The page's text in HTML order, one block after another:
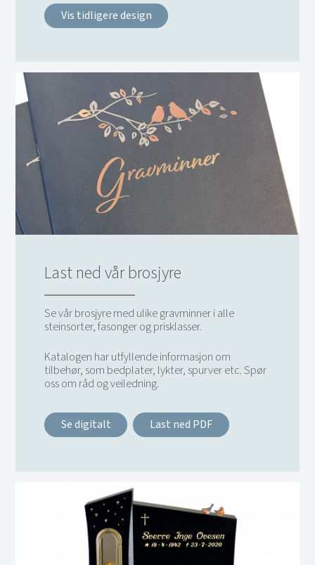
Vis tidligere design
Last ned vår brosjyre
Se vår brosjyre med ulike gravminner i alle
steinsorter, fasonger og prisklasser.
Katalogen har utfyllende informasjon om
tilbehør, som bedplater, lykter, spurver etc. Spør
oss om råd og veiledning.
Se digitalt Last ned PDF